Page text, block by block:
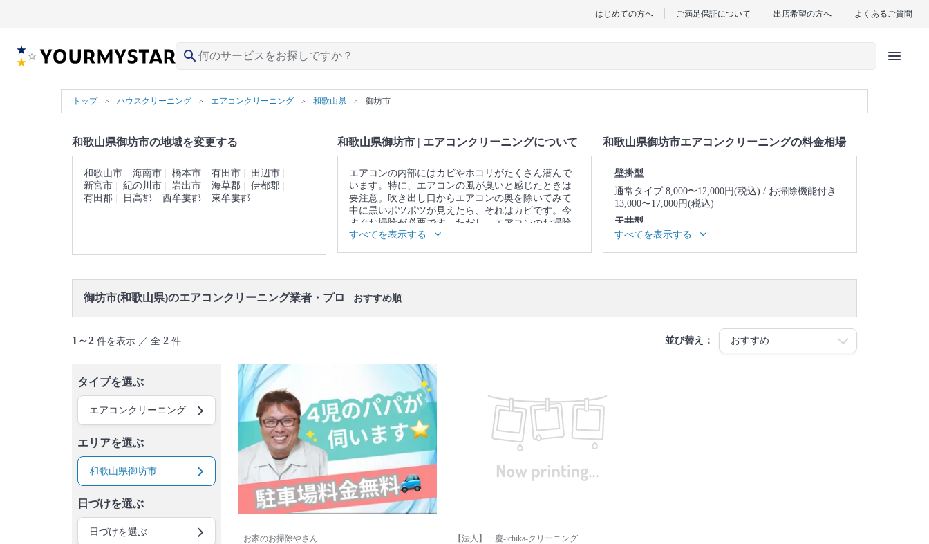
はじめての方へ ご満足保証について 出店希望の方へ よくあるご質問
search menu
トップ ハウスクリーニング エアコンクリーニング 和歌山県 御坊市
和歌山県御坊市の地域を変更する
和歌山市 海南市 橋本市 有田市
田辺市
新宮市
紀の川市 岩出市 海草郡
伊都郡
有田郡
日高郡 西牟婁郡 東牟婁郡
和歌山県御坊市 | エアコンクリーニングについて
エアコンの内部にはカビやホコリがたくさん潜んで
います。特に、エアコンの風が臭いと感じたときは
要注意。吹き出し口からエアコンの奥を除いてみて
中に黒いポツポツが見えたら、それはカビです。今
すぐお掃除が必要です。ただし、エアコンのお掃除
はフィルターをキレイにして終わりではありませ
洗浄してくれるのが、プロのエアコンクリーニング
中から、あなたの条件にあったプロに出会ってくだ
さい。口コミ・写真・日程・料金からあなたにあっ
たプロがきっと見つかります。
▼表示価格に含まれるエアコンクリーニングの作業
範囲
エアコン内部の高圧洗浄 / 外装カバー / フィン（熱交
換器） / ファン / フィルター / ドレンパン / 作業場所
の簡易清掃 / 業務用タイプと家庭用タイプは共通料金
口コミもご参照ください。
※本ページでは一部プロモーションを含む場合があ
ります。
すべてを表示する
和歌山県御坊市エアコンクリーニングの料金相場
壁掛型
通常タイプ 8,000〜12,000円(税込)
お掃除機能付き
13,000〜17,000円(税込)
天井型
天井埋め込み型1方向 23,000〜27,000円(税込)
埋め込み型2方向 25,000〜29,000円(税込)
天井埋め
23,000〜27,000円(税込)
すべてを表示する
御坊市(和歌山県)のエアコンクリーニング業者・プロ おすすめ順
1～2 件を表示 ／ 全 2 件 並び替え：
タイプを選ぶ
エアコンクリーニング
エリアを選ぶ
和歌山県御坊市
日づけを選ぶ
日づけを選ぶ
お家のお掃除やさん 【法人】一慶-ichika-クリーニング